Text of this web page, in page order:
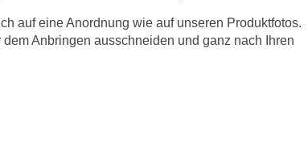
auf eine Anordnung wie auf unseren Produktfotos.
Anbringen ausschneiden und ganz nach Ihren